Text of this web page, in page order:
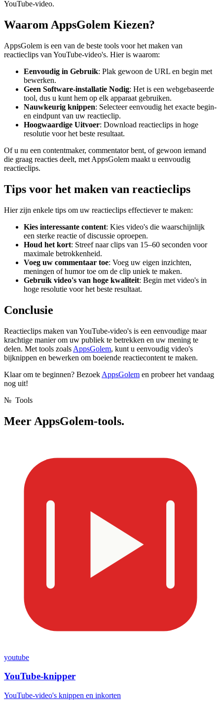
YouTube-video.
Waarom AppsGolem Kiezen?
AppsGolem is een van de beste tools voor het maken van
reactieclips van YouTube-video's. Hier is waarom:
Eenvoudig in Gebruik: Plak gewoon de URL en begin met
bewerken.
Geen Software-installatie Nodig: Het is een webgebaseerde
tool, dus u kunt hem op elk apparaat gebruiken.
Nauwkeurig knippen: Selecteer eenvoudig het exacte begin-
en eindpunt van uw reactieclip.
Hoogwaardige Uitvoer: Download reactieclips in hoge
resolutie voor het beste resultaat.
Of u nu een contentmaker, commentator bent, of gewoon iemand
die graag reacties deelt, met AppsGolem maakt u eenvoudig
reactieclips.
Tips voor het maken van reactieclips
Hier zijn enkele tips om uw reactieclips effectiever te maken:
Kies interessante content: Kies video's die waarschijnlijk
een sterke reactie of discussie oproepen.
Houd het kort: Streef naar clips van 15–60 seconden voor
maximale betrokkenheid.
Voeg uw commentaar toe: Voeg uw eigen inzichten,
meningen of humor toe om de clip uniek te maken.
Gebruik video's van hoge kwaliteit: Begin met video's in
hoge resolutie voor het beste resultaat.
Conclusie
Reactieclips maken van YouTube-video's is een eenvoudige maar
krachtige manier om uw publiek te betrekken en uw mening te
delen. Met tools zoals AppsGolem, kunt u eenvoudig video's
bijknippen en bewerken om boeiende reactiecontent te maken.
Klaar om te beginnen? Bezoek AppsGolem en probeer het vandaag
nog uit!
№ Tools
Meer AppsGolem-tools.
youtube
YouTube-knipper
YouTube-video's knippen en inkorten